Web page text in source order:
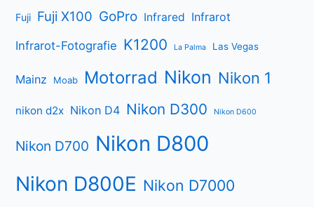
Fuji Fuji X100 GoPro Infrared Infrarot
Infrarot-Fotografie K1200 La Palma Las Vegas
Mainz Moab Motorrad Nikon Nikon 1
nikon d2x Nikon D4 Nikon D300 Nikon D600
Nikon D700 Nikon D800
Nikon D800E Nikon D7000